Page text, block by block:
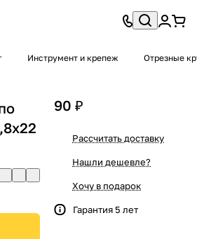
Инструмент и крепеж Отрезные
90 ₽
Рассчитать доставку
Нашли дешевле?
Хочу в подарок
Гарантия 5 лет